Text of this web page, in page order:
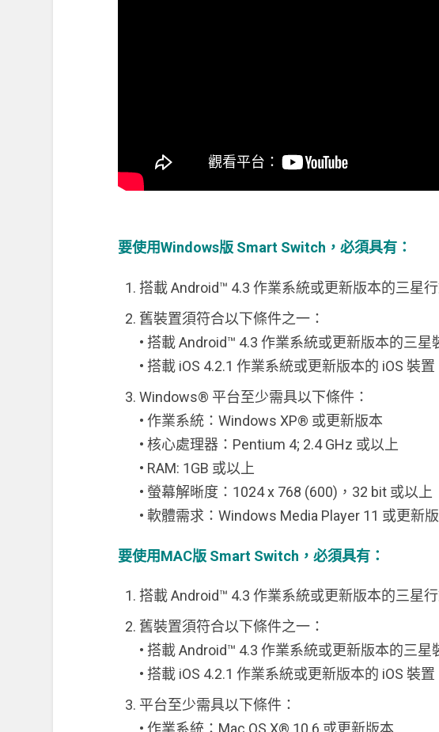
要使用Windows版 Smart Switch，必須具有：
搭載 Android™ 4.3 作業系統或更新版本的三星
舊裝置須符合以下條件之一：
• 搭載 Android™ 4.3 作業系統或更新版本的三星
• 搭載 iOS 4.2.1 作業系統或更新版本的 iOS 裝置
Windows® 平台至少需具以下條件：
• 作業系統：Windows XP® 或更新版本
• 核心處理器：Pentium 4; 2.4 GHz 或以上
• RAM: 1GB 或以上
• 螢幕解晰度：1024 x 768 (600)，32 bit 或以上
• 軟體需求：Windows Media Player 11 或更新
要使用MAC版 Smart Switch，必須具有：
搭載 Android™ 4.3 作業系統或更新版本的三星
舊裝置須符合以下條件之一：
• 搭載 Android™ 4.3 作業系統或更新版本的三星
• 搭載 iOS 4.2.1 作業系統或更新版本的 iOS 裝置
平台至少需具以下條件：